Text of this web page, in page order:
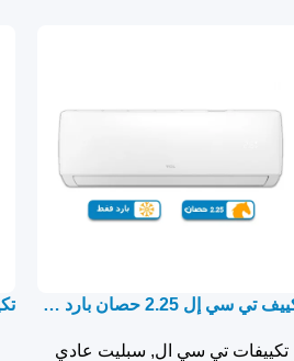
تكييف تي سي إل 2.25 حصان بارد فقط نيو إيليت – سبليت
تكييفات تي سي ال, سبليت عادي